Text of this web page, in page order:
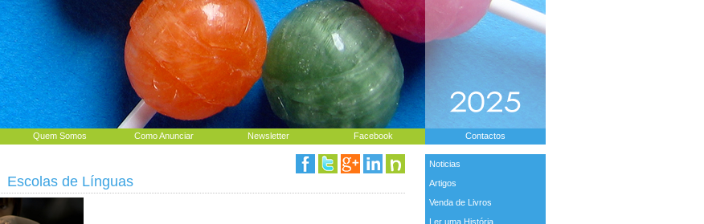
Quem Somos Como Anunciar Newsletter Facebook Contactos
Noticias
Artigos
Venda de Livros
Ler uma História
Escolas de Línguas